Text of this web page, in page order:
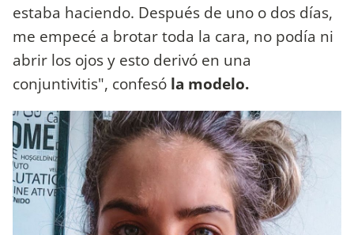
estaba haciendo. Después de uno o dos días,
me empecé a brotar toda la cara, no podía ni
abrir los ojos y esto derivó en una
conjuntivitis", confesó la modelo.